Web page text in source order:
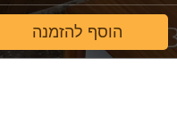
הוסף להזמנה